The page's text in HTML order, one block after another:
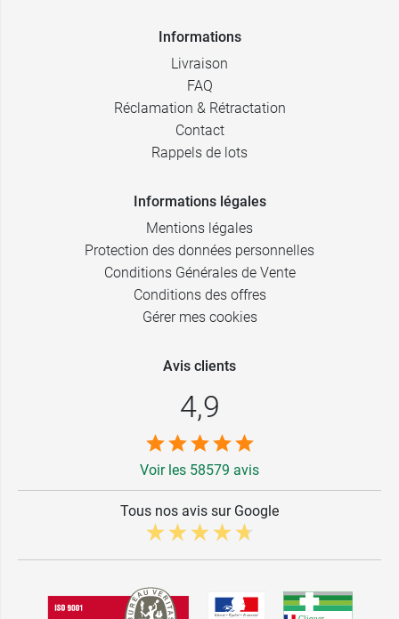
Informations
Livraison
FAQ
Réclamation & Rétractation
Contact
Rappels de lots
Informations légales
Mentions légales
Protection des données personnelles
Conditions Générales de Vente
Conditions des offres
Gérer mes cookies
Avis clients
4,9
Voir les 58579 avis
Tous nos avis sur Google